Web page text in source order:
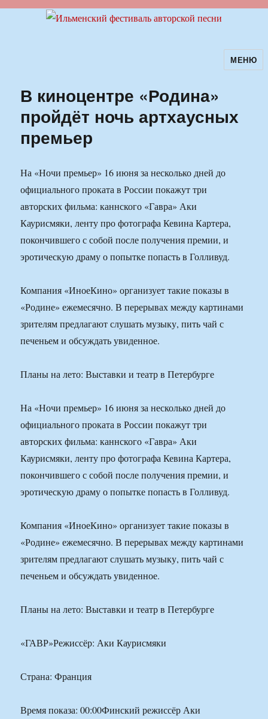
Ильменский фестиваль авторскойМЕНЮ
В киноцентре «Родина»
пройдёт ночь артхаусных
премьер
На «Ночи премьер» 16 июня за несколько дней до
официального проката в России покажут три
авторских фильма: каннского «Гавра» Аки
Каурисмяки, ленту про фотографа Кевина Картера,
покончившего с собой после получения премии, и
эротическую драму о попытке попасть в Голливуд.
Компания «ИноеКино» организует такие показы в
«Родине» ежемесячно. В перерывах между картинами
зрителям предлагают слушать музыку, пить чай с
печеньем и обсуждать увиденное.
Планы на лето: Выставки и театр в Петербурге
На «Ночи премьер» 16 июня за несколько дней до
официального проката в России покажут три
авторских фильма: каннского «Гавра» Аки
Каурисмяки, ленту про фотографа Кевина Картера,
покончившего с собой после получения премии, и
эротическую драму о попытке попасть в Голливуд.
Компания «ИноеКино» организует такие показы в
«Родине» ежемесячно. В перерывах между картинами
зрителям предлагают слушать музыку, пить чай с
печеньем и обсуждать увиденное.
Планы на лето: Выставки и театр в Петербурге
«ГАВР»Режиссёр: Аки Каурисмяки
Страна: Франция
Время показа: 00:00Финский режиссёр Аки